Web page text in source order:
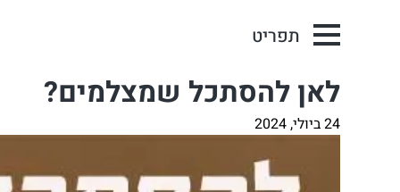
תפריט
לאן להסתכל שמצלמים?
24 ביולי, 2024